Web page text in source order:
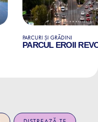
PARCURI ȘI GRĂDINI
PARCUL EROII